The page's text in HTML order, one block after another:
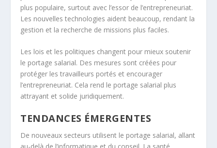
plus populaire, surtout avec l’essor de l’entrepreneuriat.
Les nouvelles technologies aident beaucoup, rendant la
gestion et la recherche de missions plus faciles.
Les lois et les politiques changent pour mieux soutenir
le portage salarial. Des mesures sont créées pour
protéger les travailleurs portés et encourager
l’entrepreneuriat. Cela rend le portage salarial plus
attrayant et solide juridiquement.
TENDANCES ÉMERGENTES
De nouveaux secteurs utilisent le portage salarial, allant